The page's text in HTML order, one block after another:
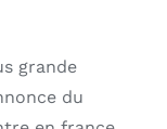
grande
du